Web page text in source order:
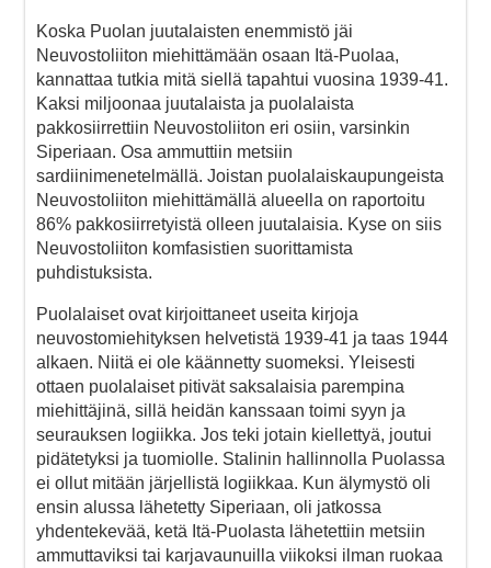
Koska Puolan juutalaisten enemmistö jäi
Neuvostoliiton miehittämään osaan Itä-Puolaa,
kannattaa tutkia mitä siellä tapahtui vuosina 1939-41.
Kaksi miljoonaa juutalaista ja puolalaista
pakkosiirrettiin Neuvostoliiton eri osiin, varsinkin
Siperiaan. Osa ammuttiin metsiin
sardiinimenetelmällä. Joistan puolalaiskaupungeista
Neuvostoliiton miehittämällä alueella on raportoitu
86% pakkosiirretyistä olleen juutalaisia. Kyse on siis
Neuvostoliiton komfasistien suorittamista
puhdistuksista.
Puolalaiset ovat kirjoittaneet useita kirjoja
neuvostomiehityksen helvetistä 1939-41 ja taas 1944
alkaen. Niitä ei ole käännetty suomeksi. Yleisesti
ottaen puolalaiset pitivät saksalaisia parempina
miehittäjinä, sillä heidän kanssaan toimi syyn ja
seurauksen logiikka. Jos teki jotain kiellettyä, joutui
pidätetyksi ja tuomiolle. Stalinin hallinnolla Puolassa
ei ollut mitään järjellistä logiikkaa. Kun älymystö oli
ensin alussa lähetetty Siperiaan, oli jatkossa
yhdentekevää, ketä Itä-Puolasta lähetettiin metsiin
ammuttaviksi tai karjavaunuilla viikoksi ilman ruokaa